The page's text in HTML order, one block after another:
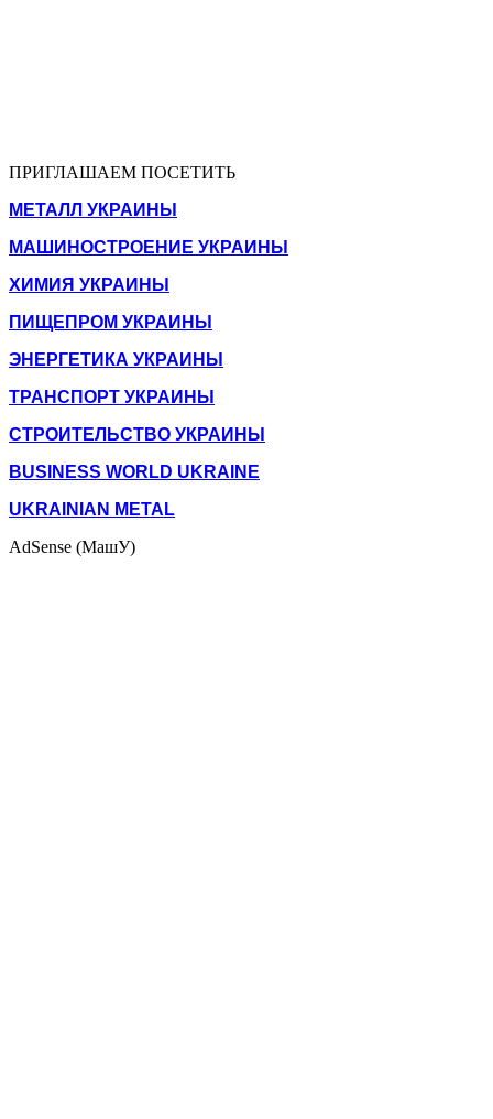
ПРИГЛАШАЕМ ПОСЕТИТЬ
МЕТАЛЛ УКРАИНЫ
МАШИНОСТРОЕНИЕ УКРАИНЫ
ХИМИЯ УКРАИНЫ
ПИЩЕПРОМ УКРАИНЫ
ЭНЕРГЕТИКА УКРАИНЫ
ТРАНСПОРТ УКРАИНЫ
СТРОИТЕЛЬСТВО УКРАИНЫ
BUSINESS WORLD UKRAINE
UKRAINIAN METAL
AdSense (МашУ)